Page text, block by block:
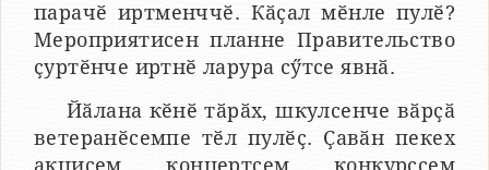
парачӗ иртменччӗ. Кӑҫал мӗнле пулӗ?
Мероприятисен планне Правительство
ҫуртӗнче иртнӗ ларура сӳтсе явнӑ.
Йӑлана кӗнӗ тӑрӑх, шкулсенче вӑрҫӑ
ветеранӗсемпе тӗл пулӗҫ. Ҫавӑн пекех
акцисем, концертсем, конкурссем